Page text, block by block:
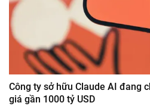
Công ty sở hữu Claude AI đang
giá gần 1000 tỷ USD